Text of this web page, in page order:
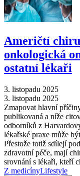
Američtí
onkologická
ostatní lékaři
3. listopadu 2025
3. listopadu 2025
Zmapovat hlavní
publikovaná a níže
odborníků z
lékařské praxe může
Přestože totiž sdílejí
zdravotní péče, mají
srovnání s lékaři, kteří
Z medicínyLifestyle